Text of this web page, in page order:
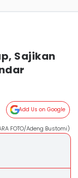
Sajikan
Add Us on Google
FOTO/Adeng Bustomi)